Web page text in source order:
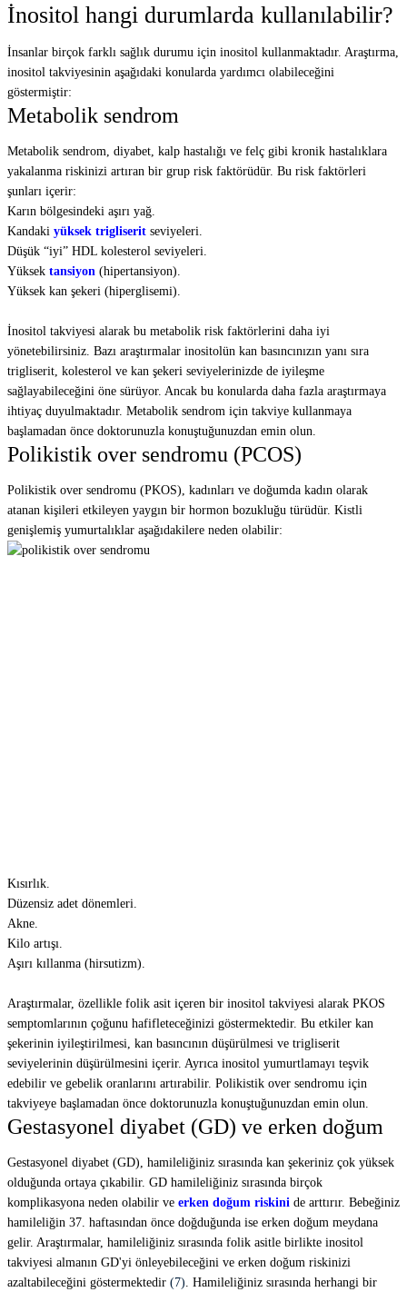
İnositol hangi durumlarda kullanılabilir?
İnsanlar birçok farklı sağlık durumu için inositol kullanmaktadır. Araştırma,
inositol takviyesinin aşağıdaki konularda yardımcı olabileceğini
göstermiştir:
Metabolik sendrom
Metabolik sendrom, diyabet, kalp hastalığı ve felç gibi kronik hastalıklara
yakalanma riskinizi artıran bir grup risk faktörüdür. Bu risk faktörleri
şunları içerir:
Karın bölgesindeki aşırı yağ.
Kandaki yüksek trigliserit seviyeleri.
Düşük “iyi” HDL kolesterol seviyeleri.
Yüksek tansiyon (hipertansiyon).
Yüksek kan şekeri (hiperglisemi).
İnositol takviyesi alarak bu metabolik risk faktörlerini daha iyi
yönetebilirsiniz. Bazı araştırmalar inositolün kan basıncınızın yanı sıra
trigliserit, kolesterol ve kan şekeri seviyelerinizde de iyileşme
sağlayabileceğini öne sürüyor. Ancak bu konularda daha fazla araştırmaya
ihtiyaç duyulmaktadır. Metabolik sendrom için takviye kullanmaya
başlamadan önce doktorunuzla konuştuğunuzdan emin olun.
Polikistik over sendromu (PCOS)
Polikistik over sendromu (PKOS), kadınları ve doğumda kadın olarak
atanan kişileri etkileyen yaygın bir hormon bozukluğu türüdür. Kistli
genişlemiş yumurtalıklar aşağıdakilere neden olabilir:
Kısırlık.
Düzensiz adet dönemleri.
Akne.
Kilo artışı.
Aşırı kıllanma (hirsutizm).
Araştırmalar, özellikle folik asit içeren bir inositol takviyesi alarak PKOS
semptomlarının çoğunu hafifleteceğinizi göstermektedir. Bu etkiler kan
şekerinin iyileştirilmesi, kan basıncının düşürülmesi ve trigliserit
seviyelerinin düşürülmesini içerir. Ayrıca inositol yumurtlamayı teşvik
edebilir ve gebelik oranlarını artırabilir. Polikistik over sendromu için
takviyeye başlamadan önce doktorunuzla konuştuğunuzdan emin olun.
Gestasyonel diyabet (GD) ve erken doğum
Gestasyonel diyabet (GD), hamileliğiniz sırasında kan şekeriniz çok yüksek
olduğunda ortaya çıkabilir. GD hamileliğiniz sırasında birçok
komplikasyona neden olabilir ve erken doğum riskini de arttırır. Bebeğiniz
hamileliğin 37. haftasından önce doğduğunda ise erken doğum meydana
gelir. Araştırmalar, hamileliğiniz sırasında folik asitle birlikte inositol
takviyesi almanın GD'yi önleyebileceğini ve erken doğum riskinizi
azaltabileceğini göstermektedir (7) . Hamileliğiniz sırasında herhangi bir